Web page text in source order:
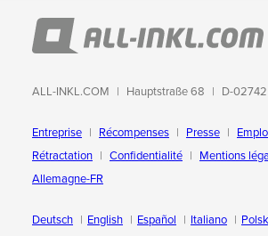
ALL-INKL.COM Hauptstraße 68 D-
Entreprise Récompenses Presse
Rétractation
Confidentialité
Mentions
Allemagne-FR
Deutsch English Español Italiano